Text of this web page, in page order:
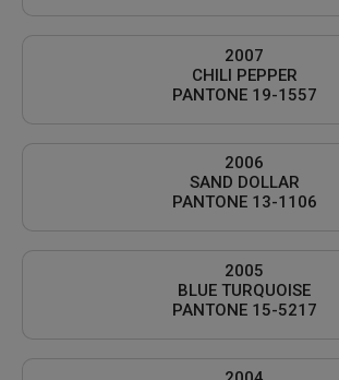
2007
CHILI PEPPER
PANTONE 19-1557
2006
SAND DOLLAR
PANTONE 13-1106
2005
BLUE TURQUOISE
PANTONE 15-5217